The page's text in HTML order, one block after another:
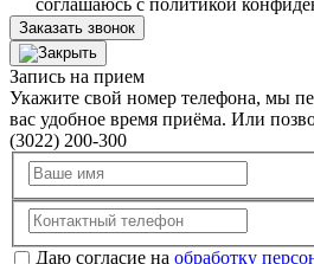
соглашаюсь с политикой
Заказать звонок
Запись на прием
Укажите свой номер телефона, мы
вас удобное время приёма. Или
(3022) 200-300
Даю согласие на обработку